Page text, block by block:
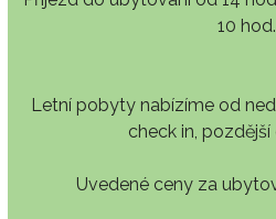
10 hod.
Letní pobyty nabízíme od
check in,
Uvedené ceny za